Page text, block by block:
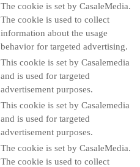
The cookie is set by CasaleMedia.
The cookie is used to collect
information about the usage
behavior for targeted advertising.
This cookie is set by Casalemedia
and is used for targeted
advertisement purposes.
This cookie is set by Casalemedia
and is used for targeted
advertisement purposes.
The cookie is set by CasaleMedia.
The cookie is used to collect